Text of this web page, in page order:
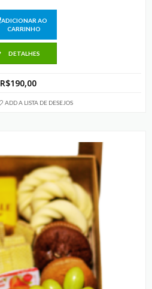
ADICIONAR AO
CARRINHO
DETALHES
R$190,00
ADD A LISTA DE DESEJOS